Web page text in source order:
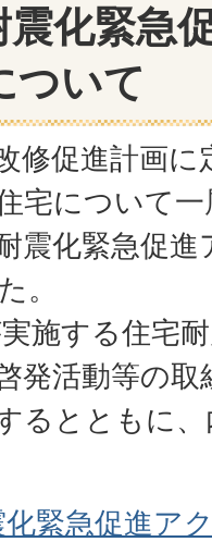
化緊急
ついて
修促進計画
宅について
震化緊急促
。
施する住宅
発活動等の
るとともに
緊急促進ア